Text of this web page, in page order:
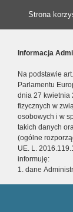
Strona
Informacja
Na podstawie
Parlamentu
dnia 27 kwietnia
fizycznych w
osobowych i w
takich danych
(ogólne
UE. L.
informuję:
1. dane